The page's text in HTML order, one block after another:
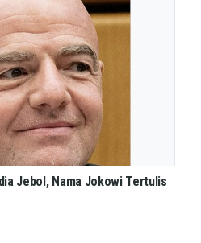
Jebol, Nama Jokowi Tertulis